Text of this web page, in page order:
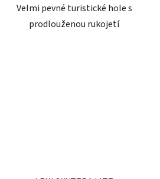
Velmi pevné turistické hole s
prodlouženou rukojetí